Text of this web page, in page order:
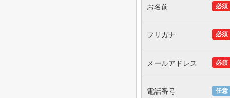
必須
お名前
必須
フリガナ
必須
メールアドレス
任意
電話番号